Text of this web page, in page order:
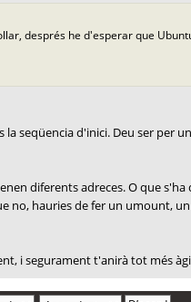
després he d'esperar que
seqüencia d'inici. Deu ser per
diferents adreces. O que
no, hauries de fer un umount,
i segurament t'anirà tot més